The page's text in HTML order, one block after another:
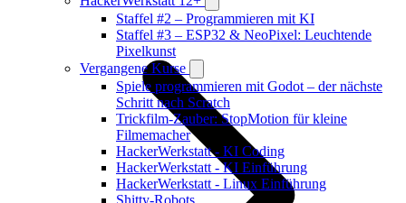
Staffel #2 – Programmieren mit KI
Staffel #3 – ESP32 & NeoPixel: Leuchtende
Pixelkunst
Vergangene Kurse
Spiele programmieren mit Godot – der nächste
Schritt nach Scratch
Trickfilm-Zauber: StopMotion für kleine
Filmemacher
HackerWerkstatt - KI Coding
HackerWerkstatt - KI Einführung
HackerWerkstatt - Linux Einführung
Shitty-Robots